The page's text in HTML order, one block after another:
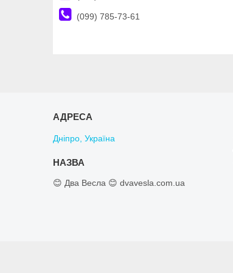
(099) 785-73-61
Дніпро, Україна
😊 Два Весла 😊 dvavesla.com.ua